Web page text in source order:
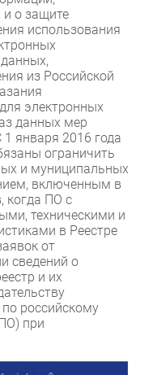
о защите
использования
из Российской
электронных
данных мер
января 2016 года
ограничить
и муниципальных
включенным в
когда ПО с
техническими и
в Реестре
от
сведений о
и их
российскому
при